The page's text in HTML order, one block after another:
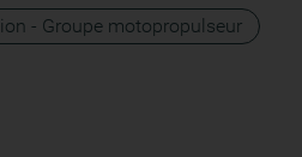
- Groupe motopropulseur